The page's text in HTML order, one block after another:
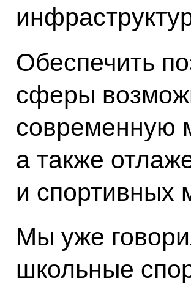
Обеспечить
сферы
современную
а также
и спортивных
Мы уже
школьные